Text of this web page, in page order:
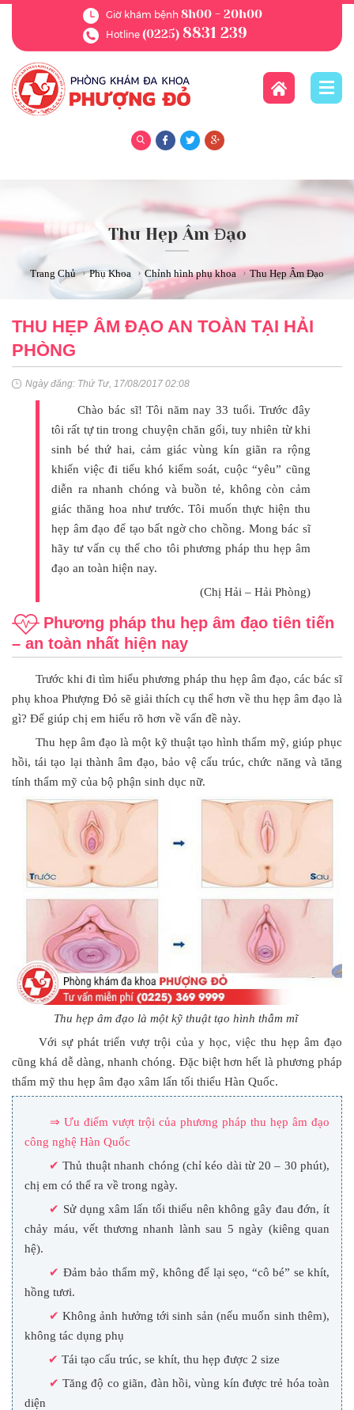
Giờ khám bệnh 8h00 - 20h00
Hotline (0225) 8831 239
Thu Hẹp Âm Đạo
Trang Chủ › Phụ Khoa › Chỉnh hình phụ khoa › Thu Hẹp Âm Đạo
THU HẸP ÂM ĐẠO AN TOÀN TẠI HẢI
PHÒNG
Ngày đăng: Thứ Tư, 17/08/2017 02:08
Chào bác sĩ! Tôi năm nay 33 tuổi. Trước đây
tôi rất tự tin trong chuyện chăn gối, tuy nhiên từ khi
sinh bé thứ hai, cảm giác vùng kín giãn ra rộng
khiến việc đi tiểu khó kiểm soát, cuộc “yêu” cũng
diễn ra nhanh chóng và buồn tẻ, không còn cảm
giác thăng hoa như trước. Tôi muốn thực hiện thu
hẹp âm đạo để tạo bất ngờ cho chồng. Mong bác sĩ
hãy tư vấn cụ thể cho tôi phương pháp thu hẹp âm
đạo an toàn hiện nay.
(Chị Hải – Hải Phòng)
Phương pháp thu hẹp âm đạo tiên tiến
– an toàn nhất hiện nay
Trước khi đi tìm hiểu phương pháp thu hẹp âm đạo, các bác sĩ
phụ khoa Phượng Đỏ sẽ giải thích cụ thể hơn về thu hẹp âm đạo là
gì? Để giúp chị em hiểu rõ hơn về vấn đề này.
Thu hẹp âm đạo là một kỹ thuật tạo hình thẩm mỹ, giúp phục
hồi, tái tạo lại thành âm đạo, bảo vệ cấu trúc, chức năng và tăng
tính thẩm mỹ của bộ phận sinh dục nữ.
Thu hẹp âm đạo là một kỹ thuật tạo hình thẫm mĩ
Với sự phát triển vượ trội của y học, việc thu hẹp âm đạo
cũng khá dễ dàng, nhanh chóng. Đặc biệt hơn hết là phương pháp
thẩm mỹ thu hẹp âm đạo xâm lấn tối thiểu Hàn Quốc.
⇒ Ưu điểm vượt trội của phương pháp thu hẹp âm đạo
công nghệ Hàn Quốc
✔Thủ thuật nhanh chóng (chỉ kéo dài từ 20 – 30 phút),
chị em có thể ra về trong ngày.
✔ Sử dụng xâm lấn tối thiểu nên không gây đau đớn, ít
chảy máu, vết thương nhanh lành sau 5 ngày (kiêng quan
hệ).
✔ Đảm bảo thẩm mỹ, không để lại sẹo, “cô bé” se khít,
hồng tươi.
✔Không ảnh hưởng tới sinh sản (nếu muốn sinh thêm),
không tác dụng phụ
✔ Tái tạo cấu trúc, se khít, thu hẹp được 2 size
✔Tăng độ co giãn, đàn hồi, vùng kín được trẻ hóa toàn
diện